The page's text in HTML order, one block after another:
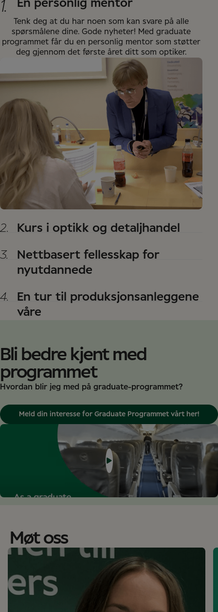
1. En personlig mentor
Tenk deg at du har noen som kan svare på alle
spørsmålene dine. Gode nyheter! Med graduate
programmet får du en personlig mentor som støtter
deg gjennom det første året ditt som optiker.
2. Kurs i optikk og detaljhandel
3.
Nettbasert fellesskap for
nyutdannede
4.
En tur til produksjonsanleggene
våre
Bli bedre kjent med
programmet
Hvordan blir jeg med på graduate-programmet?
Meld din interesse for Graduate Programmet vårt her!
Møt oss